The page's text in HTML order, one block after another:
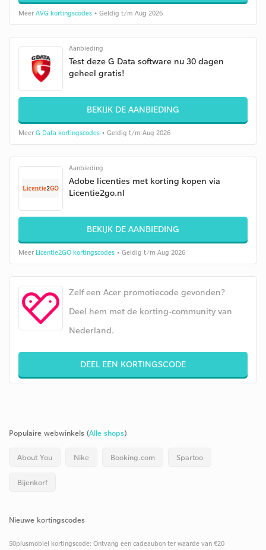
Meer AVG kortingscodes • Geldig t/m Aug 2026
Aanbieding
Test deze G Data software nu 30 dagen
geheel gratis!
BEKIJK DE AANBIEDING
Meer G Data kortingscodes • Geldig t/m Aug 2026
Aanbieding
Adobe licenties met korting kopen via
Licentie2go.nl
BEKIJK DE AANBIEDING
Meer Licentie2GO kortingscodes • Geldig t/m Aug 2026
Zelf een Acer promotiecode gevonden?
Deel hem met de korting-community van
Nederland.
DEEL EEN KORTINGSCODE
Populaire webwinkels (Alle shops)
About You Nike Booking.com Spartoo
Bijenkorf
Nieuwe kortingscodes
50plusmobiel kortingscode: Ontvang een cadeaubon ter waarde van €20